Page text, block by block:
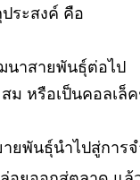
ระสงค์ คือ
นาสายพันธุ์ต่อไป
สม หรือเป็นคอลเล็
ายพันธุ์นำไปสู่กา